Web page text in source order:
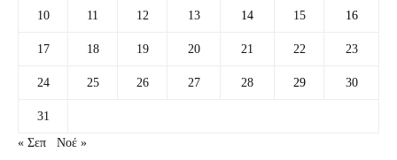
10 11 12 13 14 15 16
17 18 19 20 21 22 23
24 25 26 27 28 29 30
31
« Σεπ
Νοέ »